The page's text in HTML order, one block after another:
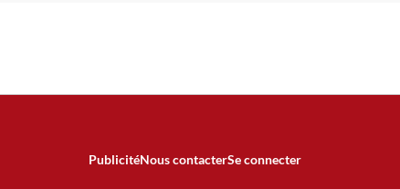
PublicitéNous contacterSe connecter